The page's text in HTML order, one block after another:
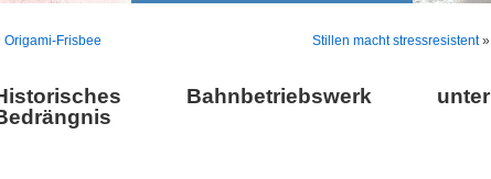
Origami-Frisbee Stillen macht stressresistent»
Bahnbetriebswerk unter